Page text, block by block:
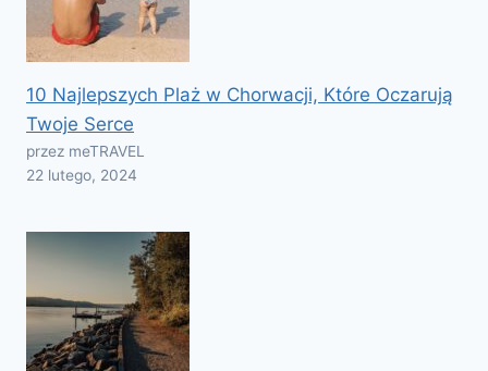
10 Najlepszych Plaż w Chorwacji, Które Oczarują
Twoje Serce
przez meTRAVEL
22 lutego, 2024